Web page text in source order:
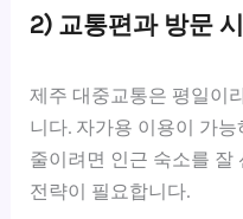
2) 교통편과 방문
제주 대중교통은 평일이
니다. 자가용 이용이 가
줄이려면 인근 숙소를 잘
전략이 필요합니다.